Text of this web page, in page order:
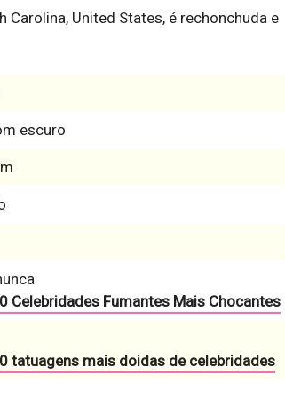
Carolina, United States, é rechonchuda e
escuro
Celebridades Fumantes Mais Chocantes
tatuagens mais doidas de celebridades